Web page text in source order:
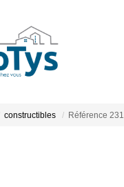
constructibles Référence 231